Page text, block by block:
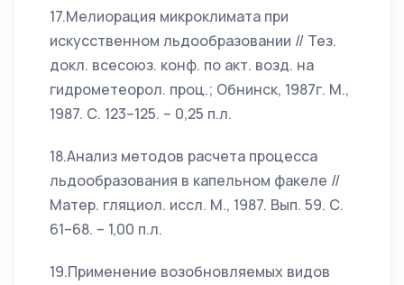
17.Мелиорация микроклимата при
искусственном льдообразовании // Тез.
докл. всесоюз. конф. по акт. возд. на
гидрометеорол. проц.; Обнинск, 1987г. М.,
1987. С. 123–125. – 0,25 п.л.
18.Анализ методов расчета процесса
льдообразования в капельном факеле //
Матер. гляциол. иссл. М., 1987. Вып. 59. С.
61–68. – 1,00 п.л.
19.Применение возобновляемых видов